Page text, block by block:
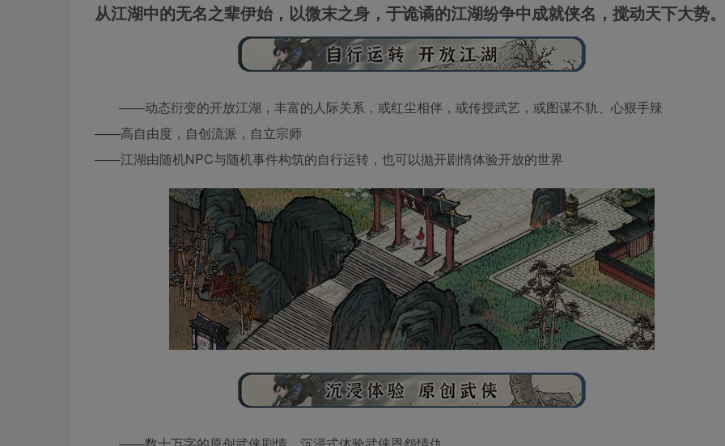
从江湖中的无名之辈伊始，以微末之身，于诡谲的江湖纷争中成就侠名，搅动天下大势。
——动态衍变的开放江湖，丰富的人际关系，或红尘相伴，或传授武艺，或图谋不轨、心狠手辣
——高自由度，自创流派，自立宗师
——江湖由随机NPC与随机事件构筑的自行运转，也可以抛开剧情体验开放的世界